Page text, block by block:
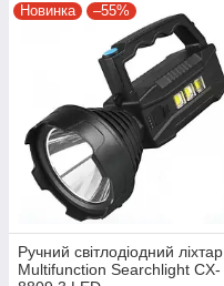
Новинка –55%
Ручний світлодіодний ліхтар
Multifunction Searchlight CX-